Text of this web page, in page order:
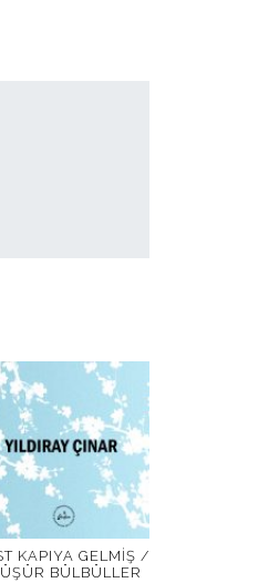
KAPIYA GELMIŞ /
BÜLBÜLLER